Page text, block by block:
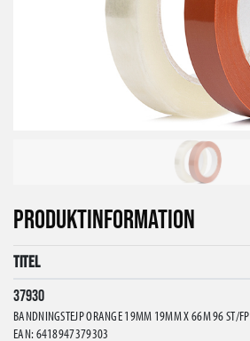
PRODUKTINFORMATION
Titel
37930
BANDNINGSTEJP ORANGE 19MM 19MM X 66M 96 ST/FP
EAN: 6418947379303